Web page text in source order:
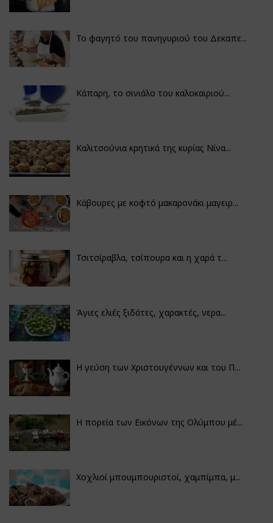
Το φαγητό του πανηγυριού του Δεκαπε...
Κάπαρη, το σινιάλο του καλοκαιριού...
Καλιτσούνια κρητικά της κυρίας Νίνα...
Κάβουρες με κοφτό μακαρονάκι μαγειρ...
Τσιτσίραβλα, τσίπουρα και η χαρά τ...
Άγιες ελιές ξιδάτες, χαρακτές, νερα...
Η γεύση των Χριστουγέννων και του Π...
Η πορεία των Εικόνων της Ολύμπου μέ...
Χοχλιοί μπουμπουριστοί, χαμπίμπα, μ...